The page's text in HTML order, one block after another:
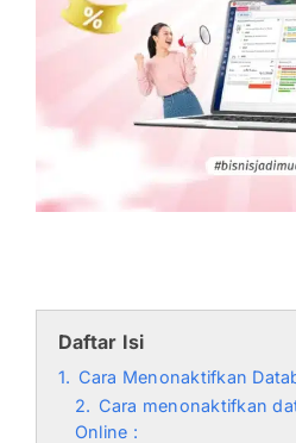
Daftar Isi
1. Cara Menonaktifkan
2. Cara menonaktifkan
Online :